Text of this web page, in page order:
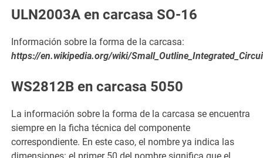
ULN2003A en carcasa SO-16
Información sobre la forma de la carcasa:
https://en.wikipedia.org/wiki/
WS2812B en carcasa 5050
La información sobre la forma de la carcasa se encuentra
siempre en la ficha técnica del componente
correspondiente. En este caso, el nombre ya indica las
dimensiones: el primer 50 del nombre significa que el